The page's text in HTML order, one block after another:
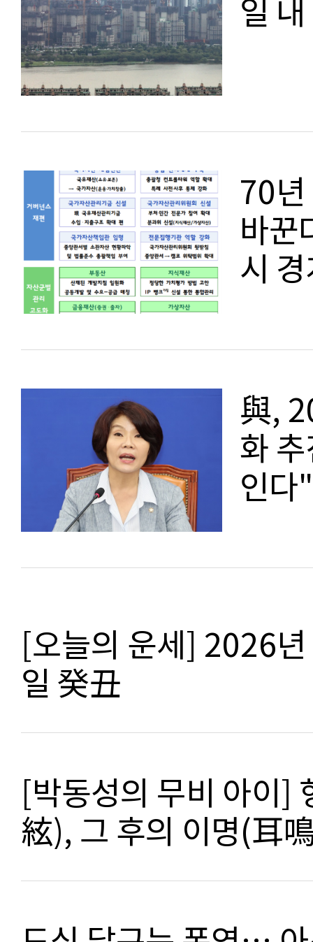
일
70
바꾼
시
與,
화
인다"
[오늘의 운세] 2026
일 癸丑
[박동성의 무비 아이]
絃), 그 후의 이명(耳